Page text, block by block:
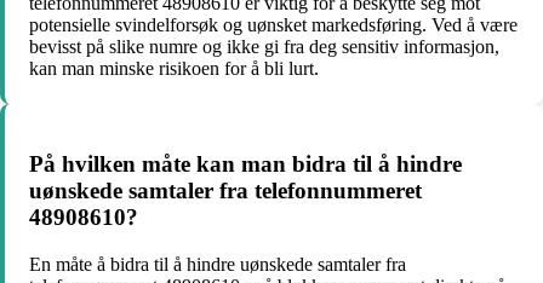
potensielle svindelforsøk og uønsket markedsføring. Ved å være
bevisst på slike numre og ikke gi fra deg sensitiv informasjon,
kan man minske risikoen for å bli lurt.
På hvilken måte kan man bidra til å hindre
uønskede samtaler fra telefonnummeret
48908610?
En måte å bidra til å hindre uønskede samtaler fra